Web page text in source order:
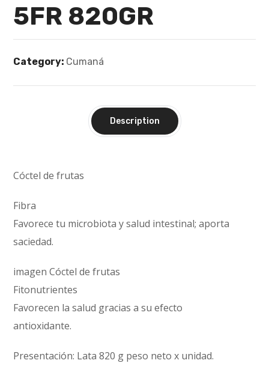
5FR 820GR
Category: Cumaná
Description
Cóctel de frutas
Fibra
Favorece tu microbiota y salud intestinal; aporta
saciedad.
imagen Cóctel de frutas
Fitonutrientes
Favorecen la salud gracias a su efecto
antioxidante.
Presentación: Lata 820 g peso neto x unidad.